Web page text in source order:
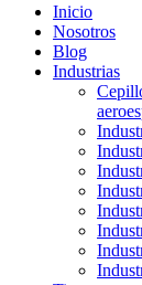
Inicio
Nosotros
Blog
Industrias